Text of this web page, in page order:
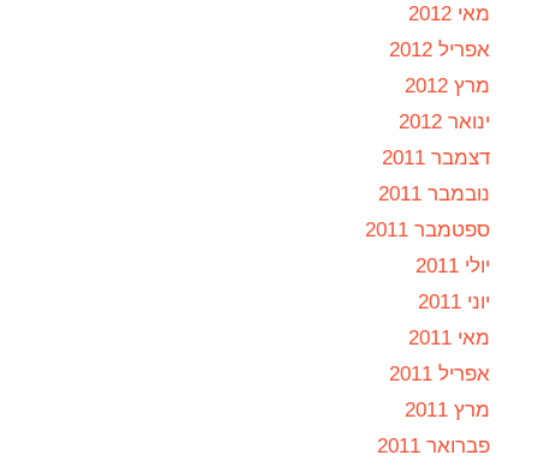
מאי 2012
אפריל 2012
מרץ 2012
ינואר 2012
דצמבר 2011
נובמבר 2011
ספטמבר 2011
יולי 2011
יוני 2011
מאי 2011
אפריל 2011
מרץ 2011
פברואר 2011